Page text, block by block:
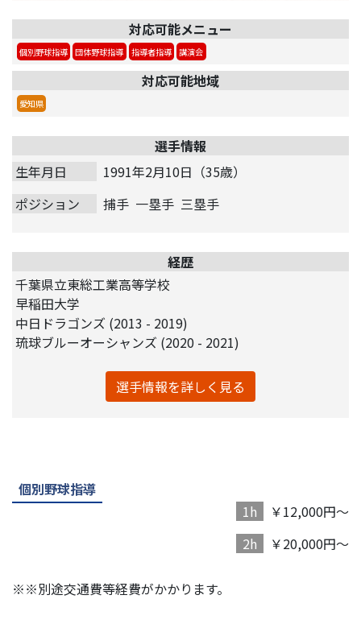
対応可能メニュー
個別野球指導 団体野球指導 指導者指導 講演会
対応可能地域
愛知県
選手情報
生年月日
1991年2月10日（35歳）
ポジション
捕手 一塁手 三塁手
経歴
千葉県立東総工業高等学校
早稲田大学
中日ドラゴンズ (2013 - 2019)
琉球ブルーオーシャンズ (2020 - 2021)
選手情報を詳しく見る
個別野球指導
1h
￥12,000円～
2h
￥20,000円～
※※別途交通費等経費がかかります。